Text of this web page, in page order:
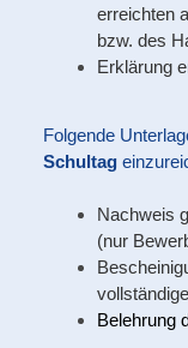
erreichten
bzw. des
Erklärung
Folgende
Schultag
Nachweis
(nur
Belehrung